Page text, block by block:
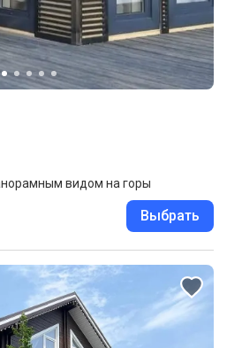
видом на горы
Выбрать